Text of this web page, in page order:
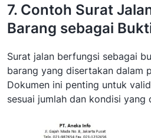
7. Contoh Surat
Barang sebagai
Surat jalan berfungsi sebagai
barang yang disertakan dalam
Dokumen ini penting untuk
sesuai jumlah dan kondisi yang